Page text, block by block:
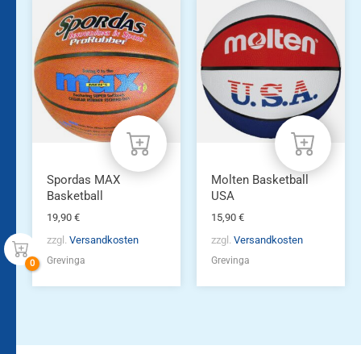
Spordas MAX
Basketball
19,90 €
zzgl. Versandkosten
Grevinga
Molten Basketball
USA
15,90 €
zzgl. Versandkosten
Grevinga